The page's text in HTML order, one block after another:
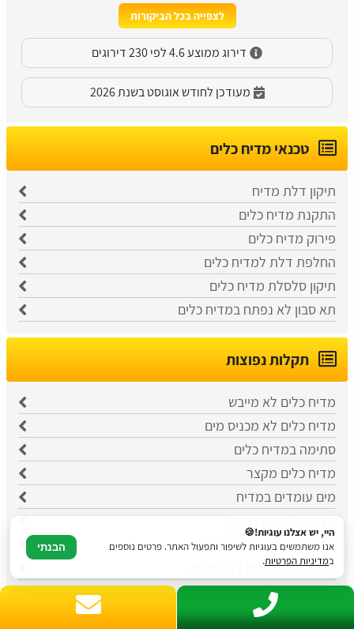
לצפייה בכל הביקורות
דירוג ממוצע 4.6 לפי 230 דירוגים
מעודכן לחודש אוגוסט בשנת 2026
טכנאי מדיח כלים
תיקון דלת מדיח
התקנת מדיח כלים
פירוק מדיח כלים
החלפת דלת למדיח כלים
תיקון סלסלת מדיח כלים
תא סבון לא נפתח במדיח כלים
תקלות נפוצות
מדיח כלים לא מייבש
מדיח כלים לא מכניס מים
סתימה במדיח כלים
מדיח כלים מקצר
מים עומדים במדיח
מדיח כלים לא נדלק
מדיח כלים לא מחמם מים
דלת מדיח הכלים לא נסגרת
ריח רע במדיח הכלים
היי, יש אצלנו עוגיות!🍪
אנו משתמשים בעוגיות לשיפור ותפעול האתר. פרטים נוספים
במדיניות הפרטיות.
הבנתי